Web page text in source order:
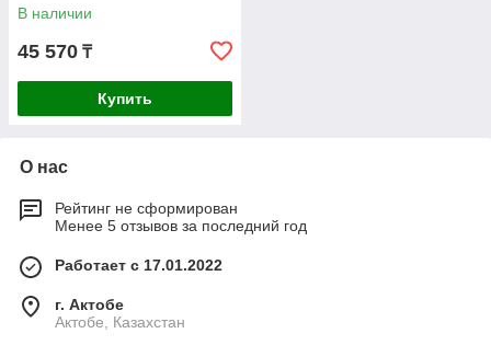
В наличии
45 570 ₸
Купить
О нас
Рейтинг не сформирован
Менее 5 отзывов за последний год
Работает с 17.01.2022
г. Актобе
Актобе, Казахстан